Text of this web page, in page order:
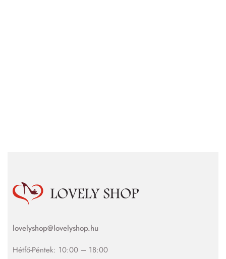
lovelyshop@lovelyshop.hu
Hétfő-Péntek: 10:00 – 18:00